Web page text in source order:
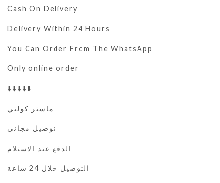
Cash On Delivery
Delivery Within 24 Hours
You Can Order From The WhatsApp
Only online order
⬇️⬇️⬇️⬇️⬇️
ماستر كولتي
توصيل مجاني
الدفع عند الاستلام
التوصيل خلال 24 ساعة